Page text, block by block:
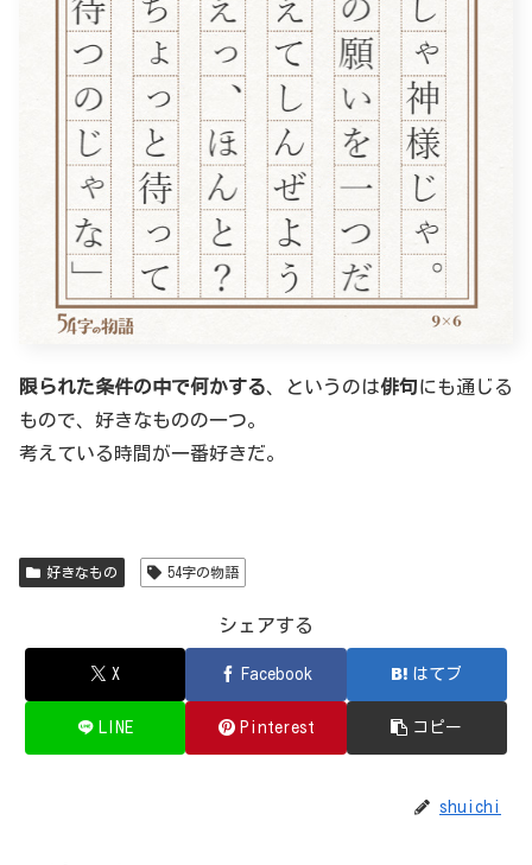
限られた条件の中で何かする、というのは俳句にも通じる
もので、好きなものの一つ。
考えている時間が一番好きだ。
好きなもの 54字の物語
シェアする
X Facebook はてブ
LINE Pinterest コピー
shuichi